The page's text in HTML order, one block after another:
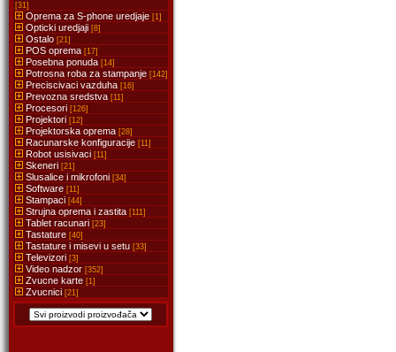
[31]
Oprema za S-phone uredjaje [1]
Opticki uredjaji [8]
Ostalo [21]
POS oprema [17]
Posebna ponuda [14]
Potrosna roba za stampanje [142]
Preciscivaci vazduha [16]
Prevozna sredstva [11]
Procesori [126]
Projektori [12]
Projektorska oprema [28]
Racunarske konfiguracije [11]
Robot usisivaci [11]
Skeneri [21]
Slusalice i mikrofoni [34]
Software [11]
Stampaci [44]
Strujna oprema i zastita [111]
Tablet racunari [23]
Tastature [40]
Tastature i misevi u setu [33]
Televizori [3]
Video nadzor [352]
Zvucne karte [1]
Zvucnici [21]